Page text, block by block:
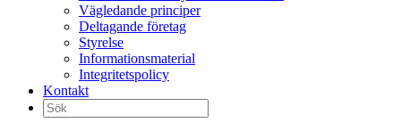
Vägledande principer
Deltagande företag
Styrelse
Informationsmaterial
Integritetspolicy
Kontakt
Sök
efter: